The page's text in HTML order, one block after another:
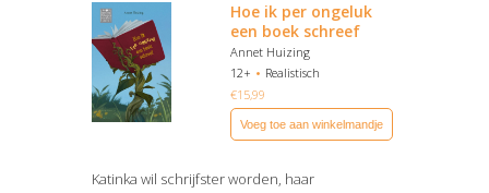
Hoe ik per ongeluk
een boek schreef
Annet Huizing
12+
Realistisch
€15,99
Voeg toe aan winkelmandje
Katinka wil schrijfster worden, haar